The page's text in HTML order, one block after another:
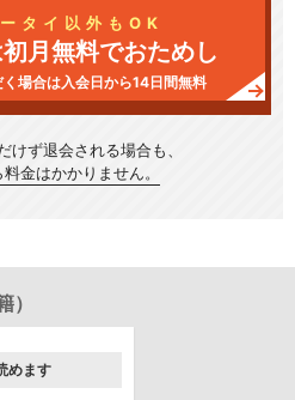
タイ以外もOK
月無料でおためし
場合は入会日から14日間無料
けず退会される場合も、
金はかかりません。
）
めます